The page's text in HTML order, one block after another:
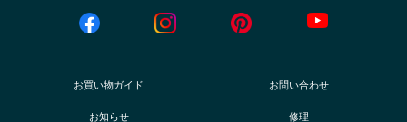
お買い物ガイド お問い合わせ
お知らせ 修理